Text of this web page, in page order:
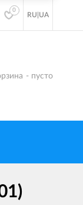
0
RU UA
- пусто